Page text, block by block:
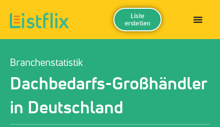
Liste
erstellen
Branchenstatistik
Dachbedarfs-Großhändler
in Deutschland